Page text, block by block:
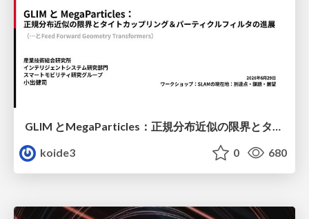
GLIM とMegaParticles：正規分布近似の限界とタイトカップリング＆パーティクルフィルタの進展 / GLIM and MegaParticles : Progress of the distribution representation in SLAM
koide3
0 680